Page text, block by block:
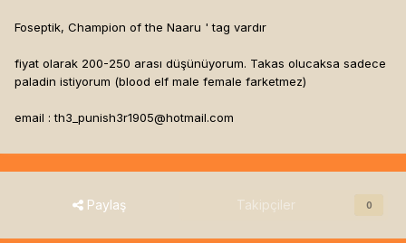
Foseptik, Champion of the Naaru ' tag vardır
fiyat olarak 200-250 arası düşünüyorum. Takas olucaksa sadece
paladin istiyorum (blood elf male female farketmez)
email :th3_punish3r1905@hotmail.com
Paylaş Takipçiler 0